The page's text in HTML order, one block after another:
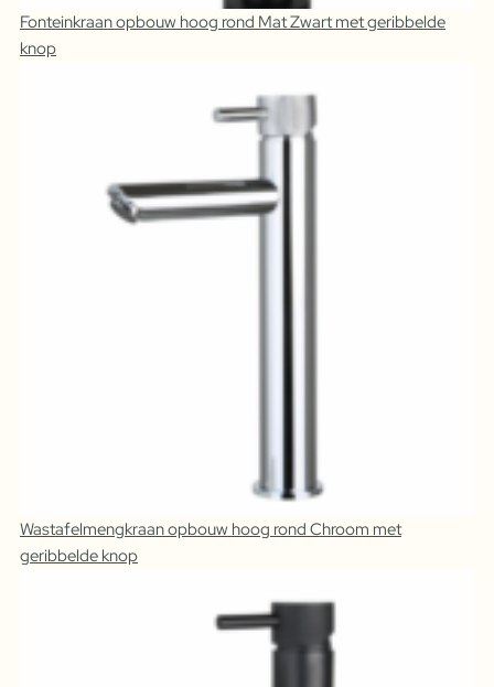
Fonteinkraan opbouw hoog rond Mat Zwart met geribbelde
knop
Wastafelmengkraan opbouw hoog rond Chroom met
geribbelde knop